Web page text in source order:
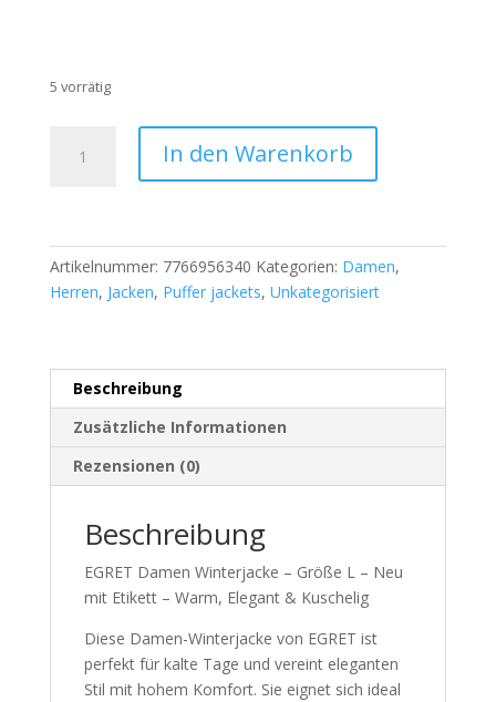
5 vorrätig
Damen
L
–
Etikett
Warm,
Elegant
In den Warenkorb
Artikelnummer: 7766956340 Kategorien: Damen,
Herren, Jacken, Puffer jackets, Unkategorisiert
Beschreibung
Zusätzliche Informationen
Rezensionen (0)
Beschreibung
EGRET Damen Winterjacke – Größe L – Neu
mit Etikett – Warm, Elegant & Kuschelig
Diese Damen-Winterjacke von EGRET ist
perfekt für kalte Tage und vereint eleganten
Stil mit hohem Komfort. Sie eignet sich ideal